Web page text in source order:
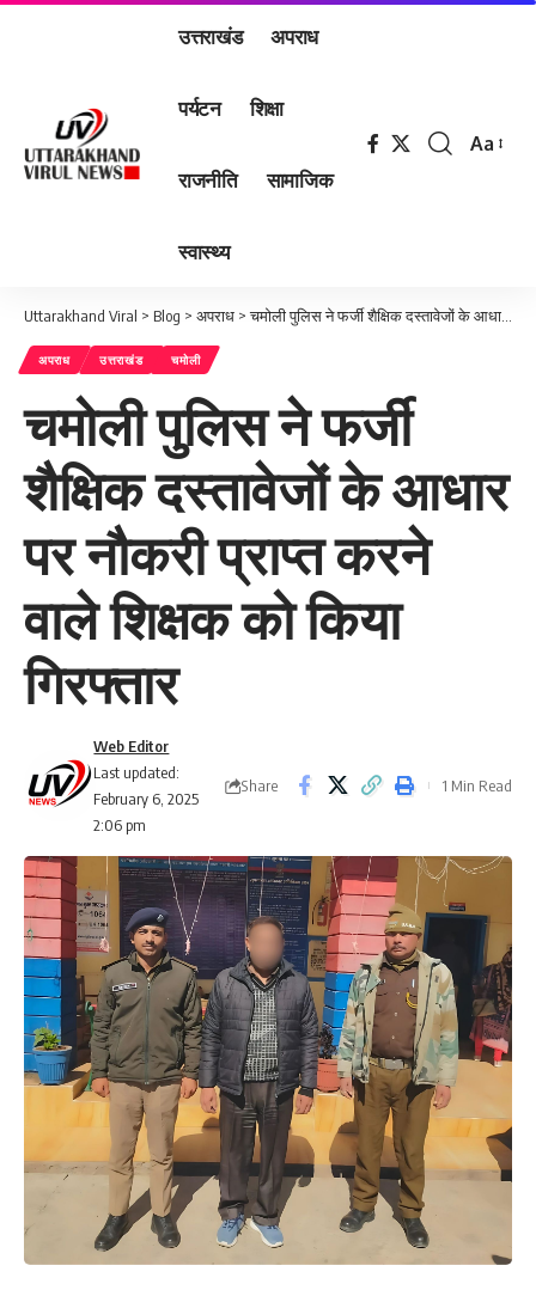
उत्तराखंड अपराध
पर्यटन शिक्षा
राजनीति सामाजिक
स्वास्थ्य
Font
Aa
Uttarakhand Viral > Blog > अपराध >चमोली पुलिस ने फर्जी शैक्षिक दस्तावेजों के आधार पर नौकरी प्राप्त करने वाले शिक्षक को किया गिरफ्तार
अपराध उत्तराखंड चमोली
चमोली पुलिस ने फर्जी
शैक्षिक दस्तावेजों के आधार
पर नौकरी प्राप्त करने
वाले शिक्षक को किया
गिरफ्तार
Last updated:
February 6, 2025
2:06 pm
Web Editor
Share 1 Min Read